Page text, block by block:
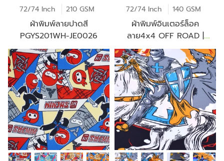
72/74 Inch 210 GSM
ผ้าพิมพ์ลายปาดสี
PGYS201WH-JE0026
72/74 Inch 140 GSM
ผ้าพิมพ์อินเตอร์ล็อค
ลาย4x4 OFF ROAD |
PI336 JP6489